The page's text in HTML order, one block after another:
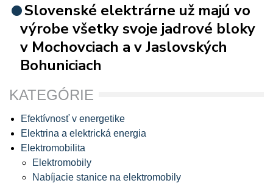
Slovenské elektrárne už majú vo
výrobe všetky svoje jadrové bloky
v Mochovciach a v Jaslovských
Bohuniciach
KATEGÓRIE
Efektívnosť v energetike
Elektrina a elektrická energia
Elektromobilita
Elektromobily
Nabíjacie stanice na elektromobily